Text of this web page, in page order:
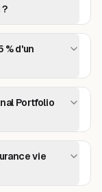
?
% d'un
Portfolio
vie